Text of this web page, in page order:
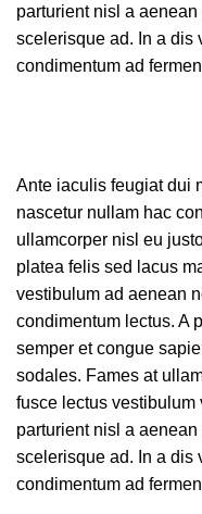
parturient nisl a
scelerisque ad. In a dis
condimentum ad
Ante iaculis feugiat dui
nascetur nullam hac
ullamcorper nisl eu
platea felis sed lacus
vestibulum ad aenean
condimentum lectus. A
semper et congue
sodales. Fames at
fusce lectus
parturient nisl a
scelerisque ad. In a dis
condimentum ad